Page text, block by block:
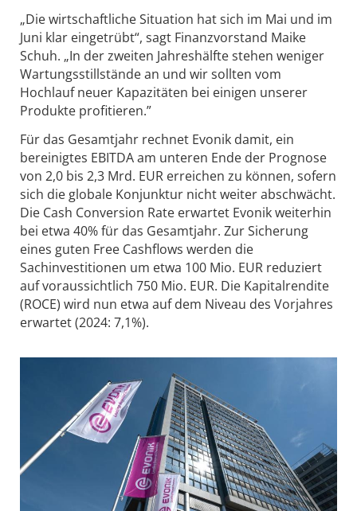
„Die wirtschaftliche Situation hat sich im Mai und im
Juni klar eingetrübt“, sagt Finanzvorstand Maike
Schuh. „In der zweiten Jahreshälfte stehen weniger
Wartungsstillstände an und wir sollten vom
Hochlauf neuer Kapazitäten bei einigen unserer
Produkte profitieren.”
Für das Gesamtjahr rechnet Evonik damit, ein
bereinigtes EBITDA am unteren Ende der Prognose
von 2,0 bis 2,3 Mrd. EUR erreichen zu können, sofern
sich die globale Konjunktur nicht weiter abschwächt.
Die Cash Conversion Rate erwartet Evonik weiterhin
bei etwa 40% für das Gesamtjahr. Zur Sicherung
eines guten Free Cashflows werden die
Sachinvestitionen um etwa 100 Mio. EUR reduziert
auf voraussichtlich 750 Mio. EUR. Die Kapitalrendite
(ROCE) wird nun etwa auf dem Niveau des Vorjahres
erwartet (2024: 7,1%).